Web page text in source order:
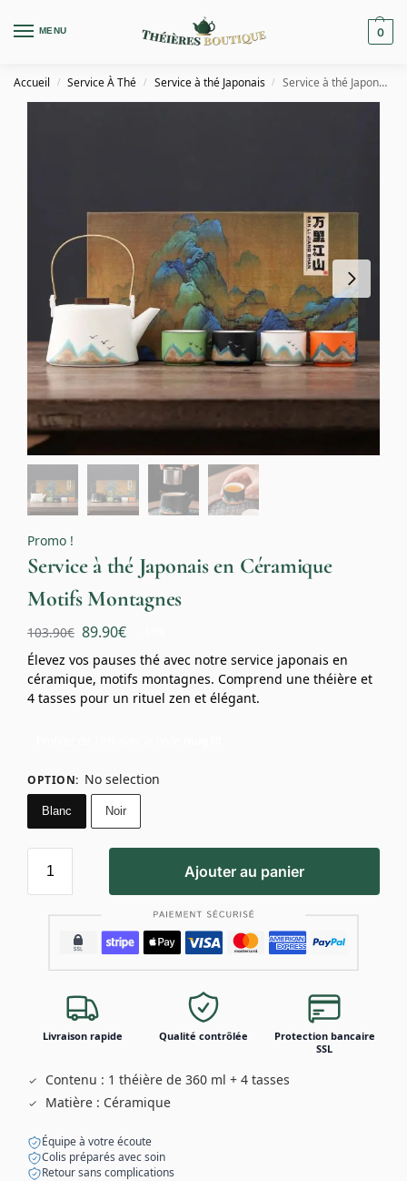
MENU 0
Accueil / Service À Thé / Service à thé Japonais / Service à thé Japonais en Céramique Motifs Montagnes
Promo !
Service à thé Japonais en Céramique
Motifs Montagnes
103.90€ 89.90€
Élevez vos pauses thé avec notre service japonais en
céramique, motifs montagnes. Comprend une théière et
4 tasses pour un rituel zen et élégant.
OPTION: No selection
Blanc Noir
Ajouter au panier
Livraison rapide Qualité contrôlée
Protection bancaire
SSL
Contenu : 1 théière de 360 ml + 4 tasses
Matière : Céramique
Équipe à votre écoute
Colis préparés avec soin
Retour sans complications